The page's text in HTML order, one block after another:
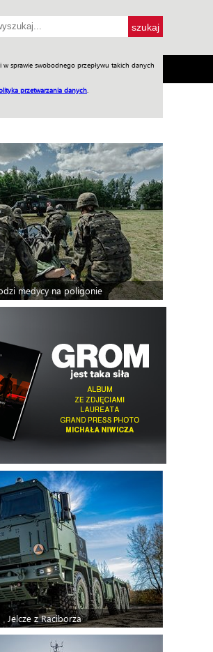
sprawie swobodnego przepływu takich danych
przetwarzania danych
Praca w WIW
medycy na poligonie
Jelcze z Raciborza